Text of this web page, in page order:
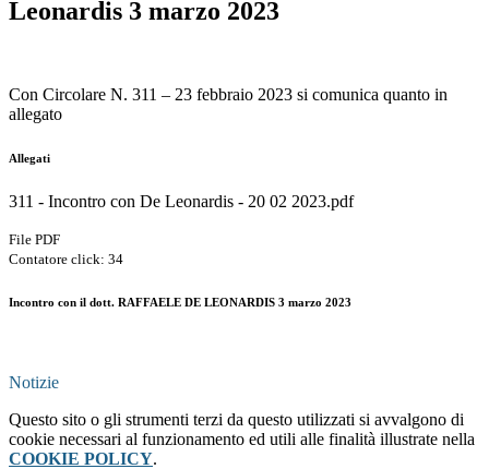
Leonardis 3 marzo 2023
Con Circolare N. 311 – 23 febbraio 2023 si comunica quanto in
allegato
Allegati
311 - Incontro con De Leonardis - 20 02 2023.pdf
File PDF
Contatore click: 34
Incontro con il dott. RAFFAELE DE LEONARDIS 3 marzo 2023
Notizie
Questo sito o gli strumenti terzi da questo utilizzati si avvalgono di
cookie necessari al funzionamento ed utili alle finalità illustrate nella
COOKIE POLICY.